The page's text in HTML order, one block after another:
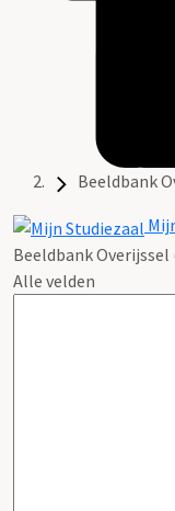
Beeldbank
Beeldbank
Alle velden